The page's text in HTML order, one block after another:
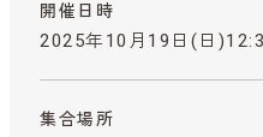
開催日時
2025年10月19日(日
集合場所